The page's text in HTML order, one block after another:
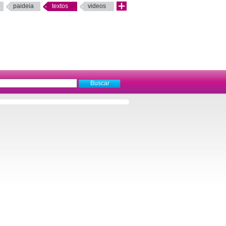
paideia textos videos